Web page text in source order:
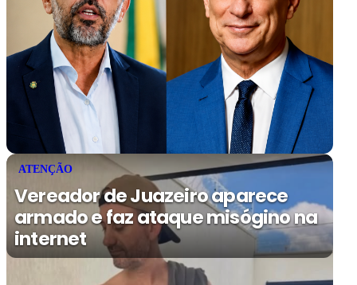
ATENÇÃO
Vereador de Juazeiro aparece
armado e faz ataque misógino na
internet